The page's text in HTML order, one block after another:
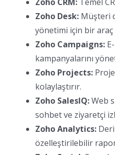
Zoho Desk: Müşteri
yönetimi için bir araç
Zoho Campaigns:
kampanyalarını
Zoho Projects:
kolaylaştırır.
Zoho SalesIQ:Web
sohbet ve ziyaretçi
Zoho Analytics:
özelleştirilebilir